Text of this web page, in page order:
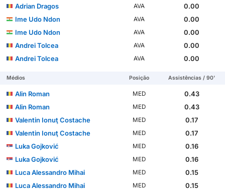
Adrian Dragos
AVA
0.00
Ime Udo Ndon
AVA
0.00
Ime Udo Ndon
AVA
0.00
Andrei Tolcea
AVA
0.00
Andrei Tolcea
AVA 0.00
Médios Posição Assistências / 90'
Alin Roman MED
0.43
Alin Roman
MED
0.43
Valentin Ionuţ Costache
MED
0.17
Valentin Ionuţ Costache
MED
0.17
Luka Gojković
MED
0.16
Luka Gojković
MED
0.16
Luca Alessandro Mihai
MED
0.15
Luca Alessandro Mihai
MED
0.15